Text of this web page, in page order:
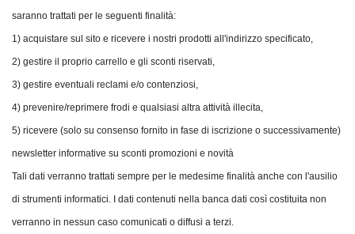
saranno trattati per le seguenti finalità:
1) acquistare sul sito e ricevere i nostri prodotti all'indirizzo specificato,
2) gestire il proprio carrello e gli sconti riservati,
3) gestire eventuali reclami e/o contenziosi,
4) prevenire/reprimere frodi e qualsiasi altra attività illecita,
5) ricevere (solo su consenso fornito in fase di iscrizione o successivamente)
newsletter informative su sconti promozioni e novità
Tali dati verranno trattati sempre per le medesime finalità anche con l'ausilio
di strumenti informatici. I dati contenuti nella banca dati così costituita non
verranno in nessun caso comunicati o diffusi a terzi.